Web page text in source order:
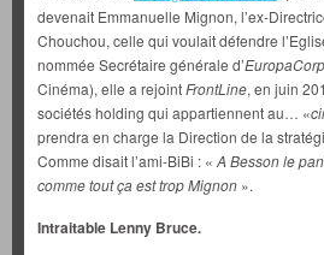
devenait Emmanuelle Mignon, l’ex-
Chouchou, celle qui voulait défendre
nommée Secrétaire générale d’EuropaCorp
Cinéma), elle a rejointFrontLine, en juin
sociétés holding qui appartiennent au… «
prendra en charge la Direction de la
Comme disait l’ami-BiBi : « A Besson le
comme tout ça est trop Mignon ».
Intraitable Lenny Bruce.